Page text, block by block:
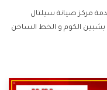
مركز صيانة سيلتال
بشبين الكوم و الخط الساخن